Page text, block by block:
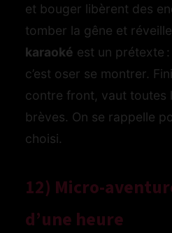
et bouger libèrent des
tomber la gêne et
karaoké est un prétexte
c’est oser se montrer.
contre front, vaut toutes
brèves. On se rappelle
choisi.
12) Micro-
d’une heure